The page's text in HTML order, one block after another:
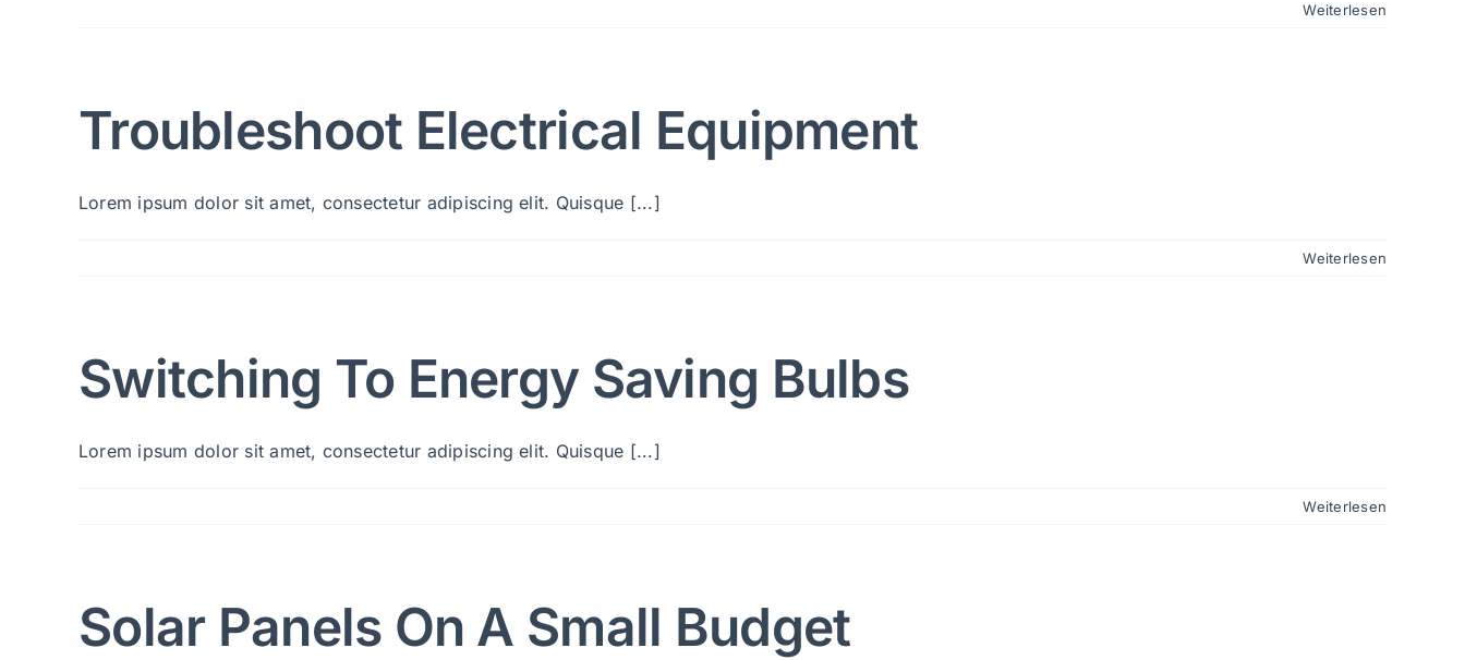
Weiterlesen
Troubleshoot Electrical Equipment
Lorem ipsum dolor sit amet, consectetur adipiscing elit. Quisque [...]
Weiterlesen
Switching To Energy Saving Bulbs
Lorem ipsum dolor sit amet, consectetur adipiscing elit. Quisque [...]
Weiterlesen
Solar Panels On A Small Budget